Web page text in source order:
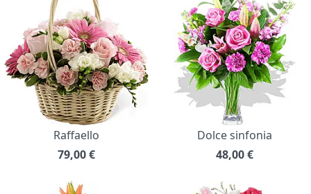
Raffaello
79,00€
Dolce sinfonia
48,00€